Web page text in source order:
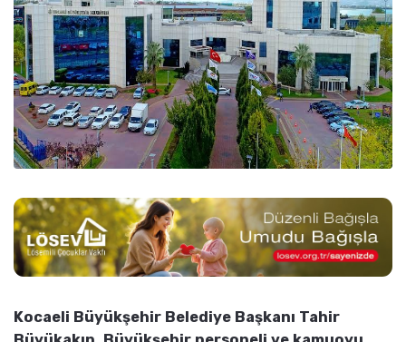
Kocaeli Büyükşehir Belediye Başkanı Tahir